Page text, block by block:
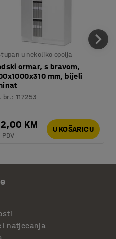
u nekoliko opcija
ormar, s bravom,
mm, bijeli
br.:117253
KM
PDV
U KOŠARICU
i natjecanja